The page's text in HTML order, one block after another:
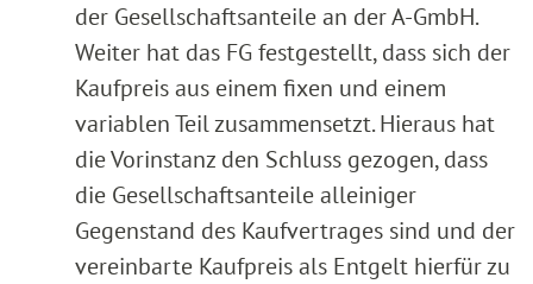
der Gesellschaftsanteile an der A-GmbH.
Weiter hat das FG festgestellt, dass sich der
Kaufpreis aus einem fixen und einem
variablen Teil zusammensetzt. Hieraus hat
die Vorinstanz den Schluss gezogen, dass
die Gesellschaftsanteile alleiniger
Gegenstand des Kaufvertrages sind und der
vereinbarte Kaufpreis als Entgelt hierfür zu